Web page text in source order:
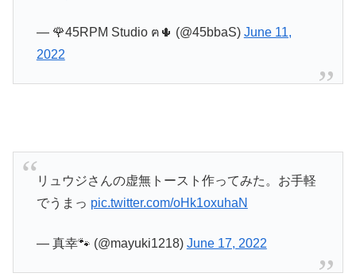
— 🌹45RPM Studio ฅ🌵 (@45bbaS) June 11,
2022
リュウジさんの虚無トースト作ってみた。お手軽
でうまっ pic.twitter.com/oHk1oxuhaN
— 真幸🐾 (@mayuki1218) June 17, 2022